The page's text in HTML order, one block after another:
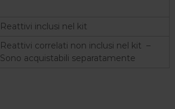
Reattivi inclusi nel kit
Reattivi correlati non inclusi nel kit –
Sono acquistabili separatamente